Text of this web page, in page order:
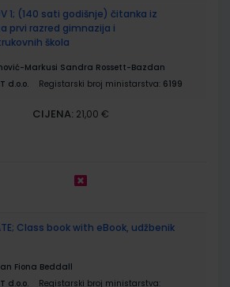
1; (140 sati godišnje) čitanka iz
prvi razred gimnazija i
škola
Markusi Sandra Rossett-Bazdan
d.o.o. Registarski broj ministarstva: 6199
CIJENA: 21,00 €
Class book with eBook, udžbenik
Fiona Beddall
d.o.o.
Registarski broj ministarstva: